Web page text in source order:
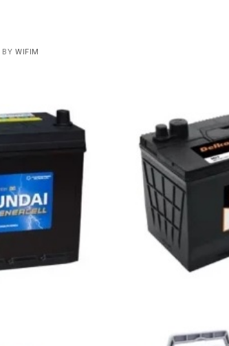
BY WIFIM